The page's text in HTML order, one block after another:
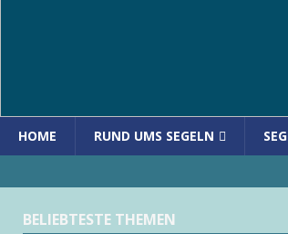
HOME RUND UMS SEGELN
BELIEBTESTE THEMEN